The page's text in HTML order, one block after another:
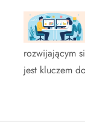
rozwijającym
jest kluczem